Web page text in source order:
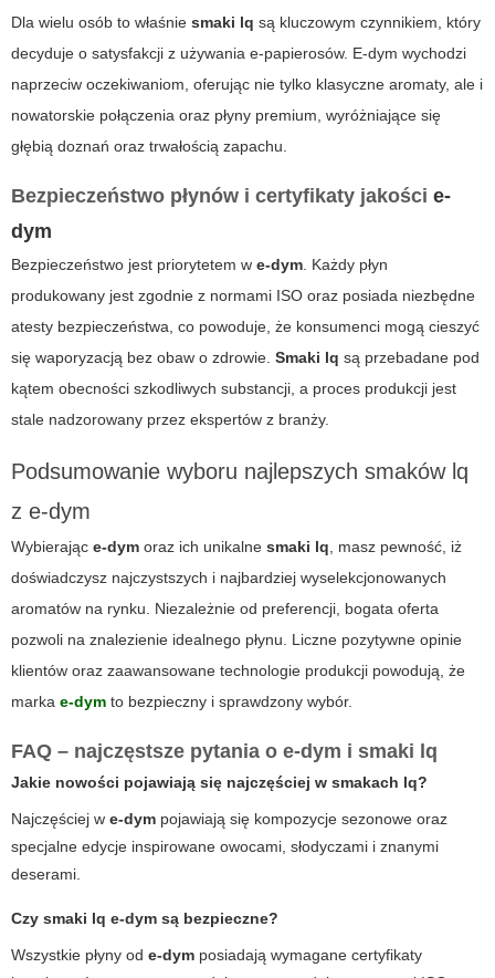
Dla wielu osób to właśnie smaki lq są kluczowym czynnikiem, który
decyduje o satysfakcji z używania e-papierosów. E-dym wychodzi
naprzeciw oczekiwaniom, oferując nie tylko klasyczne aromaty, ale i
nowatorskie połączenia oraz płyny premium, wyróżniające się
głębią doznań oraz trwałością zapachu.
Bezpieczeństwo płynów i certyfikaty jakości e-
dym
Bezpieczeństwo jest priorytetem w e-dym . Każdy płyn
produkowany jest zgodnie z normami ISO oraz posiada niezbędne
atesty bezpieczeństwa, co powoduje, że konsumenci mogą cieszyć
się waporyzacją bez obaw o zdrowie. Smaki lq są przebadane pod
kątem obecności szkodliwych substancji, a proces produkcji jest
stale nadzorowany przez ekspertów z branży.
Podsumowanie wyboru najlepszych smaków lq
z e-dym
Wybierając e-dym oraz ich unikalne smaki lq , masz pewność, iż
doświadczysz najczystszych i najbardziej wyselekcjonowanych
aromatów na rynku. Niezależnie od preferencji, bogata oferta
pozwoli na znalezienie idealnego płynu. Liczne pozytywne opinie
klientów oraz zaawansowane technologie produkcji powodują, że
marka e-dym to bezpieczny i sprawdzony wybór.
FAQ – najczęstsze pytania o e-dym i smaki lq
Jakie nowości pojawiają się najczęściej w smakach lq?
Najczęściej w e-dym pojawiają się kompozycje sezonowe oraz
specjalne edycje inspirowane owocami, słodyczami i znanymi
deserami.
Czy smaki lq e-dym są bezpieczne?
Wszystkie płyny od e-dym posiadają wymagane certyfikaty